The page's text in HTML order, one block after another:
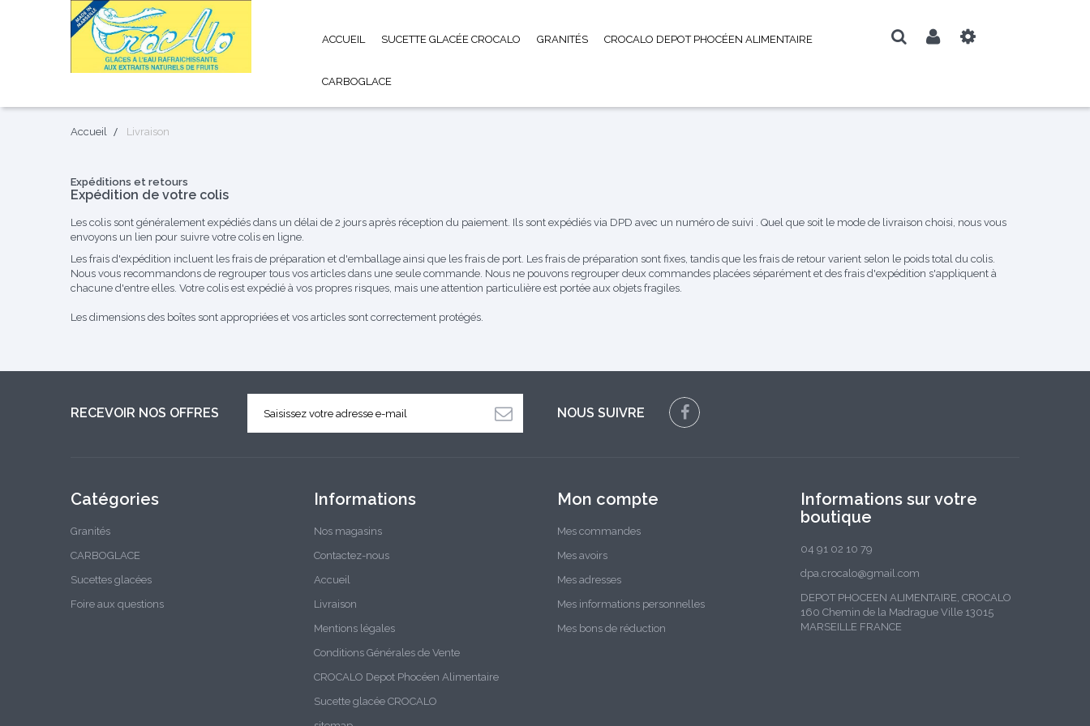
ACCUEIL SUCETTE GLACÉE CROCALO GRANITÉS CROCALO DEPOT PHOCÉEN ALIMENTAIRE
CARBOGLACE
Accueil Livraison
Expéditions et retours
Expédition de votre colis
Les colis sont généralement expédiés dans un délai de 2 jours après réception du paiement. Ils sont expédiés via DPD avec un numéro de suivi . Quel que soit le mode de livraison choisi, nous vous
envoyons un lien pour suivre votre colis en ligne.
Les frais d'expédition incluent les frais de préparation et d'emballage ainsi que les frais de port. Les frais de préparation sont fixes, tandis que les frais de retour varient selon le poids total du colis.
Nous vous recommandons de regrouper tous vos articles dans une seule commande. Nous ne pouvons regrouper deux commandes placées séparément et des frais d'expédition s'appliquent à
chacune d'entre elles. Votre colis est expédié à vos propres risques, mais une attention particulière est portée aux objets fragiles.
Les dimensions des boîtes sont appropriées et vos articles sont correctement protégés.
RECEVOIR NOS OFFRES NOUS SUIVRE
Catégories
Granités
CARBOGLACE
Sucettes glacées
Foire aux questions
Informations
Nos magasins
Contactez-nous
Accueil
Livraison
Mentions légales
Conditions Générales de Vente
CROCALO Depot Phocéen Alimentaire
Sucette glacée CROCALO
Mon compte
Mes commandes
Mes avoirs
Mes adresses
Mes informations personnelles
Mes bons de réduction
Informations sur votre
boutique
04 91 02 10 79
dpa.crocalo@gmail.com
DEPOT PHOCEEN ALIMENTAIRE, CROCALO
160 Chemin de la Madrague Ville 13015
MARSEILLE FRANCE